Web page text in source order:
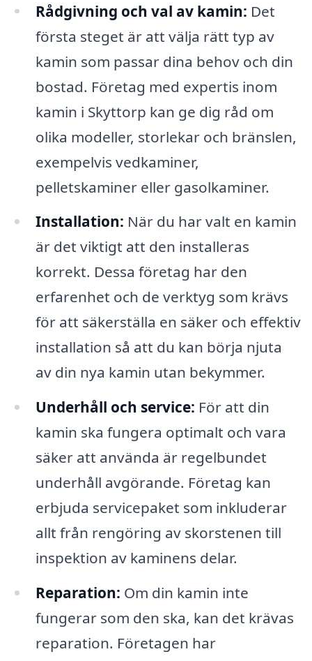
Rådgivning och val av kamin: Det
första steget är att välja rätt typ av
kamin som passar dina behov och din
bostad. Företag med expertis inom
kamin i Skyttorp kan ge dig råd om
olika modeller, storlekar och bränslen,
exempelvis vedkaminer,
pelletskaminer eller gasolkaminer.
Installation: När du har valt en kamin
är det viktigt att den installeras
korrekt. Dessa företag har den
erfarenhet och de verktyg som krävs
för att säkerställa en säker och effektiv
installation så att du kan börja njuta
av din nya kamin utan bekymmer.
Underhåll och service: För att din
kamin ska fungera optimalt och vara
säker att använda är regelbundet
underhåll avgörande. Företag kan
erbjuda servicepaket som inkluderar
allt från rengöring av skorstenen till
inspektion av kaminens delar.
Reparation: Om din kamin inte
fungerar som den ska, kan det krävas
reparation. Företagen har